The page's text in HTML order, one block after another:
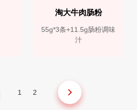
淘大牛肉肠粉
55g*3条+11.5g肠粉调味
汁
1 2